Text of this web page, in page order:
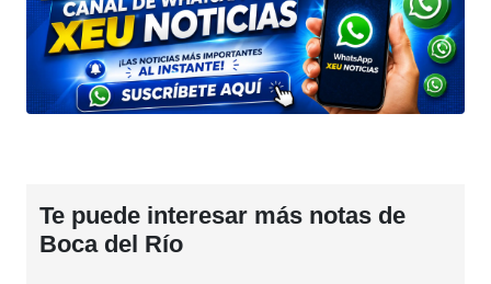
Te puede interesar más notas de
Boca del Río